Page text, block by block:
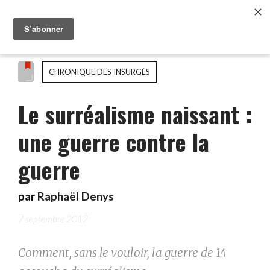
CHRONIQUE DES INSURGÉS
Le surréalisme naissant :
une guerre contre la
guerre
par Raphaël Denys
7 septembre 2012
Comment, sans le vouloir, la guerre de 14